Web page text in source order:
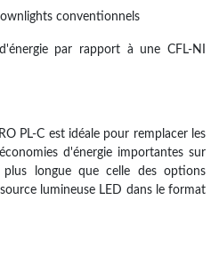
conventionnels
par rapport à une CFL-NI
PL-C est idéale pour remplacer les
d'énergie importantes sur
longue que celle des options
lumineuse LED dans le format